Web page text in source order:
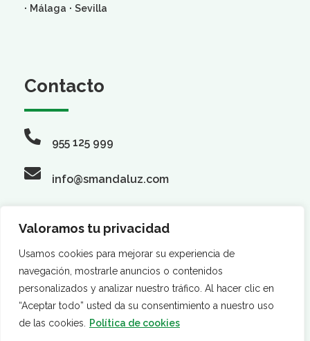
Valoramos tu privacidad
Usamos cookies para mejorar su experiencia de
navegación, mostrarle anuncios o contenidos
personalizados y analizar nuestro tráfico. Al hacer clic en
“Aceptar todo” usted da su consentimiento a nuestro uso
de las cookies.
Política de cookies
· Málaga · Sevilla
Contacto
955 125 999
info@smandaluz.com
Síguenos